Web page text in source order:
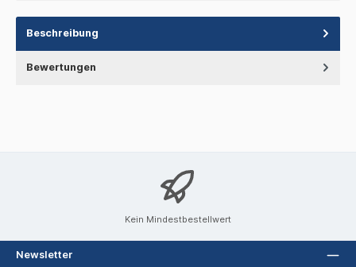
Beschreibung
Bewertungen
Kein Mindestbestellwert
Newsletter